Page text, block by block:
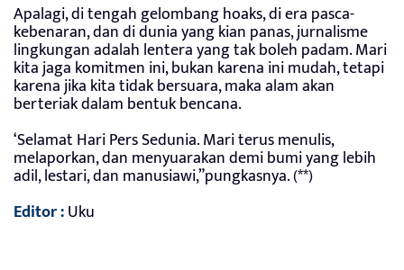
Apalagi, di tengah gelombang hoaks, di era pasca-
kebenaran, dan di dunia yang kian panas, jurnalisme
lingkungan adalah lentera yang tak boleh padam. Mari
kita jaga komitmen ini, bukan karena ini mudah, tetapi
karena jika kita tidak bersuara, maka alam akan
berteriak dalam bentuk bencana.
‘Selamat Hari Pers Sedunia. Mari terus menulis,
melaporkan, dan menyuarakan demi bumi yang lebih
adil, lestari, dan manusiawi,”pungkasnya. (**)
Editor :Uku